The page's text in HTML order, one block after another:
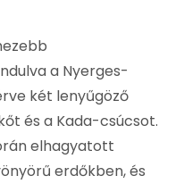
a Nyerges-
két lenyűgöző
és a Kada-csúcsot.
elhagyatott
erdőkben, és